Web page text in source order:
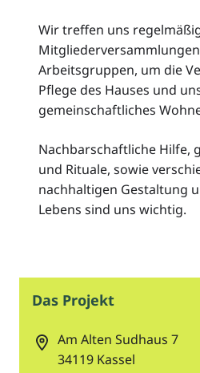
Wir treffen uns
Arbeitsgruppen, um die
Pflege des Hauses und
gemeinschaftliches
Nachbarschaftliche Hilfe,
und Rituale, sowie
nachhaltigen Gestaltung
Lebens sind uns wichtig.
Das Projekt
Am Alten Sudhaus 7
34119 Kassel